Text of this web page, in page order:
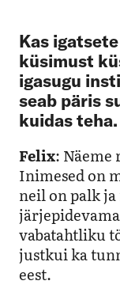
Kas
küsimust
igasugu
seab päris
kuidas
Felix:
Inimesed on
neil on palk
vabatahtliku
justkui ka
eest.